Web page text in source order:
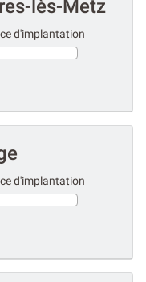
lès-Metz
d'implantation
d'implantation